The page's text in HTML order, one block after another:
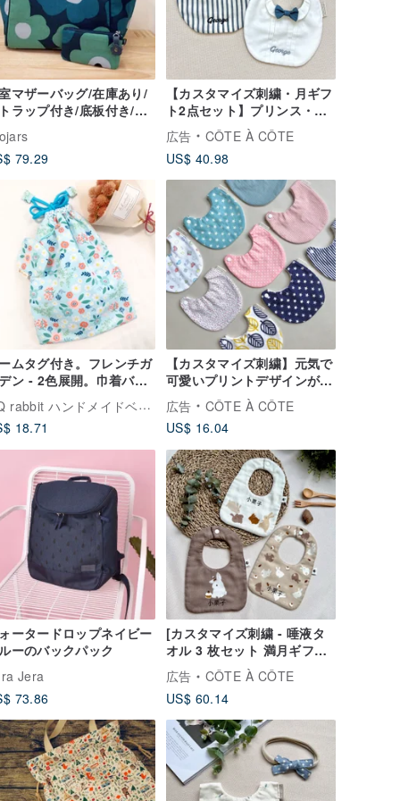
マザーバッグ/在庫あり/
ラップ付き/底板付き/M
79.29
【カスタマイズ刺繍・月ギフ
ト2点セット】プリンス・ジ
ョージ+クラシックブルース
トライプ蝶ネクタイ
広告
CÔTE À CÔTE
US$ 40.98
ムタグ付き。フレンチガ
ン - 2色展開。巾着バッ
グ
QQ rabbit ハンドメイドベビーブティック
18.71
【カスタマイズ刺繍】元気で
可愛いプリントデザインが唾
液タオルとよく合います
広告
CÔTE À CÔTE
US$ 16.04
ータードロップネイビー
ーのバックパック
Jera
73.86
[カスタマイズ刺繍 - 唾液タ
オル 3 枚セット 満月ギフト
ボックス] I love my
Birthday Bunny Baby 8 層
の糸
広告
CÔTE À CÔTE
US$ 60.14